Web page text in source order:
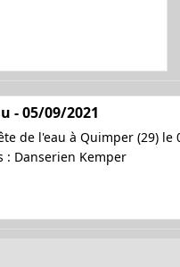
- 05/09/2021
de l'eau à Quimper (29) le
: Danserien Kemper